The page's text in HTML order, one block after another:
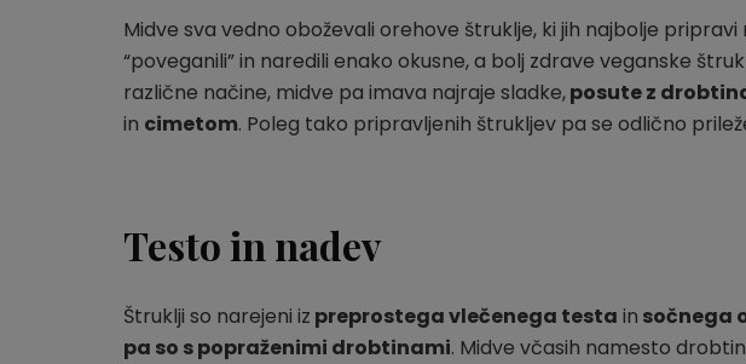
Midve sva vedno oboževali orehove štruklje, ki jih najbolje
“poveganili” in naredili enako okusne, a bolj zdrave veganske
različne načine, midve pa imava najraje sladke,posute z
in cimetom. Poleg tako pripravljenih štrukljev pa se odlično
Testo in nadev
Štruklji so narejeni iz preprostega vlečenega testa in sočnega
pa so s popraženimi drobtinami. Midve včasih namesto